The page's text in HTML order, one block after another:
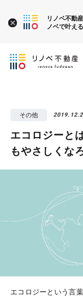
その他
エコロジーと
もやさしくな
エコロジーという言
リノベ不動
ノベで叶え